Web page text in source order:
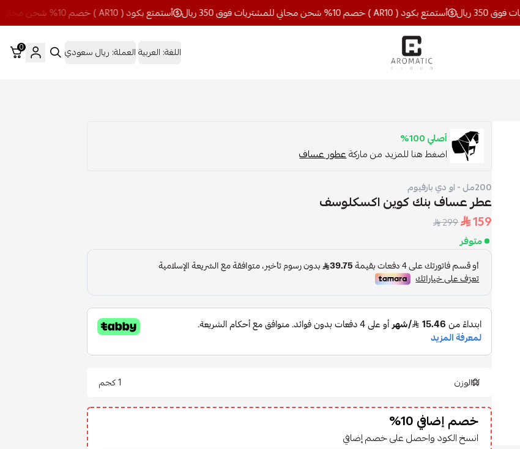
أستمتع بكود ( AR10 ) خصم 10% شحن مجاني للمشتريات فوق 350 ريال أستمتع بكود ( AR10 ) خصم 10% شحن مجاني للمشتريات فوق 350 ريال
اروماتيك كلاود اللغة: العربيةالعملة: ريال سعودي 0
أصلي 100%
اضغط هنا للمزيد من ماركةعطور عساف
200مل - او دي بارفيوم
عطر عساف بنك كوين اكسكلوسف
159
299
متوفر
الوزن 1 كجم
خصم إضافي 10%
انسخ الكود واحصل على خصم إضافي